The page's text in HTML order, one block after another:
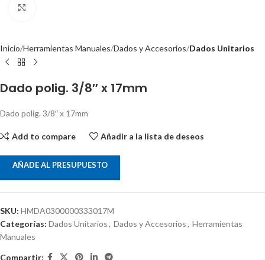
Inicio Herramientas Manuales Dados y Accesorios Dados Unitarios
Dado polig. 3/8″ x 17mm
Dado polig. 3/8″ x 17mm
Add to compare Añadir a la lista de deseos
AÑADE AL PRESUPUESTO
SKU: HMDA0300000333017M
Categorías: Dados Unitarios, Dados y Accesorios, Herramientas
Manuales
Compartir: